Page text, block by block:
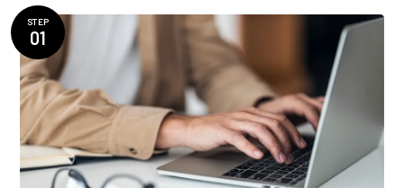
STEP
01